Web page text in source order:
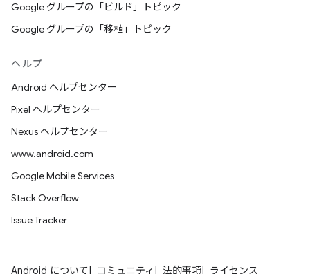
Google グループの「ビルド」トピック
Google グループの「移植」トピック
ヘルプ
Android ヘルプセンター
Pixel ヘルプセンター
Nexus ヘルプセンター
www.android.com
Google Mobile Services
Stack Overflow
Issue Tracker
Android について コミュニティ 法的事項 ライセンス